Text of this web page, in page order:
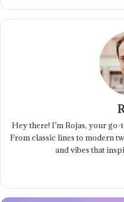
Hey there! I’m Rojas, your
From classic lines to modern
and vibes that